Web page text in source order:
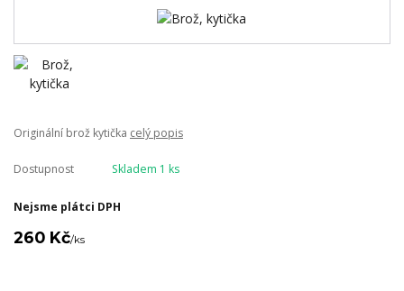
Originální brož kytička celý popis
Dostupnost Skladem 1 ks
Nejsme plátci DPH
260 Kč/ks